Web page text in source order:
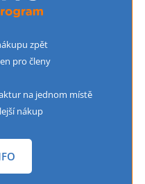
zpět
pro členy
na jednom místě
nákup